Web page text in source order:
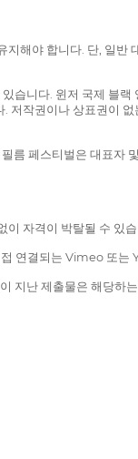
해야 합니다. 단, 일반
니다. 윈저 국제 블
작권이나 상표권이
페스티벌은 대표자
이 자격이 박탈될 수 있
연결되는 Vimeo 또는
지난 제출물은 해당하